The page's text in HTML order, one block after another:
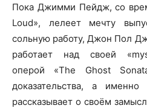
Пока Джимми Пейдж, со
Loud», лелеет мечту
сольную работу, Джон Пол
работает над своей
оперой «The Ghost
доказательства, а
рассказывает о своём